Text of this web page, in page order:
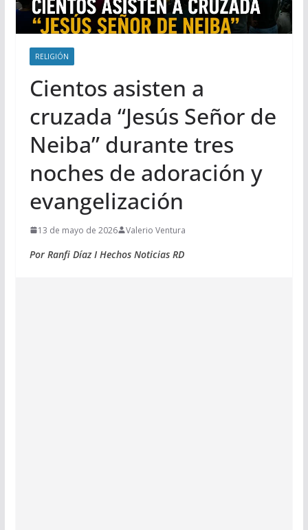
RELIGIÓN
Cientos asisten a
cruzada “Jesús Señor de
Neiba” durante tres
noches de adoración y
evangelización
13 de mayo de 2026 Valerio Ventura
Por Ranfi Díaz I Hechos Noticias RD